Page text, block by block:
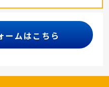
ームはこちら